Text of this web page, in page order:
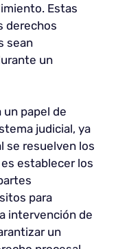
Estas
derechos
sean
un
un papel de
judicial, ya
se resuelven los
establecer los
para
intervención de
un